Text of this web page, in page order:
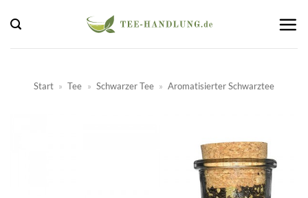
Inhalt
springen
Start » Tee » Schwarzer Tee » Aromatisierter Schwarztee